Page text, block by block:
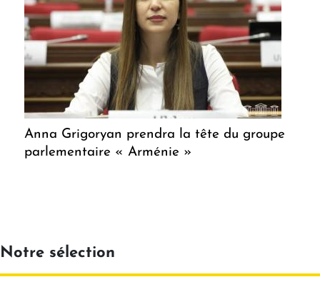
Anna Grigoryan prendra la tête du groupe
parlementaire « Arménie »
Notre sélection